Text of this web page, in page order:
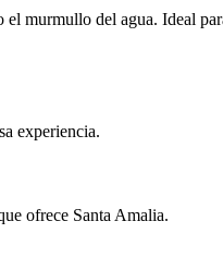
murmullo del agua. Ideal
experiencia.
ofrece Santa Amalia.